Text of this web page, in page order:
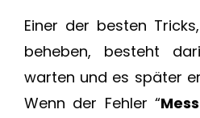
Einer der besten
beheben, besteht
warten und es später
Wenn der Fehler “